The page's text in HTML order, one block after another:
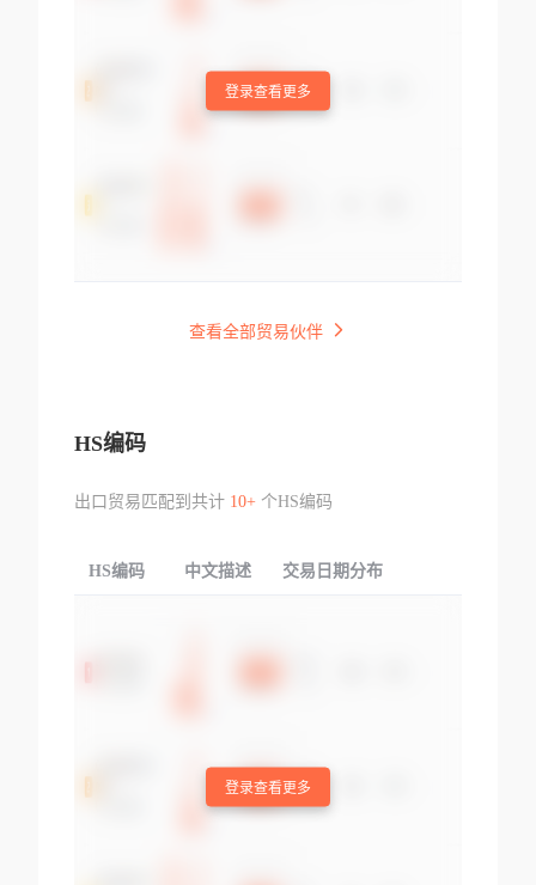
登录查看更多
查看全部贸易伙伴
HS编码
出口贸易匹配到共计 10+个HS编码
HS编码 中文描述 交易日期分布
登录查看更多